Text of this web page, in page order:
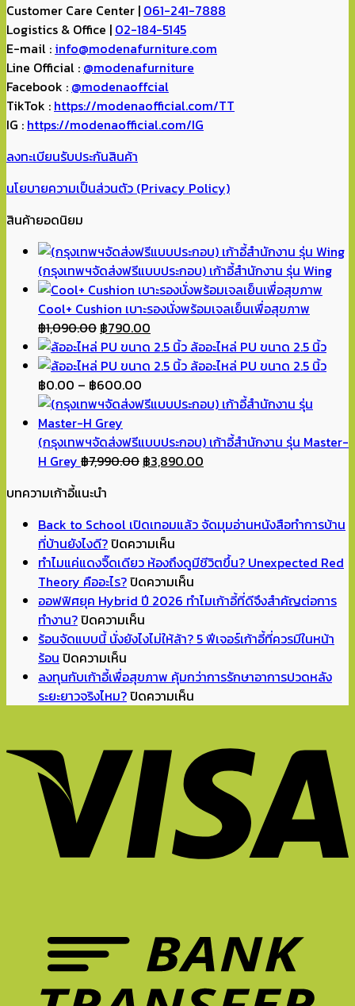
Customer Care Center | 061-241-7888
Logistics & Office | 02-184-5145
E-mail : info@modenafurniture.com
Line Official : @modenafurniture
Facebook : @modenaoffcial
TikTok : https://modenaofficial.com/TT
IG : https://modenaofficial.com/IG
ลงทะเบียนรับประกันสินค้า
นโยบายความเป็นส่วนตัว (Privacy Policy)
สินค้ายอดนิยม
(กรุงเทพฯจัดส่งฟรีแบบประกอบ) เก้าอี้สำนักงาน รุ่น Wing
Cool+ Cushion เบาะรองนั่งพร้อมเจลเย็นเพื่อสุขภาพ
฿1,090.00 Original
price
was:
฿1,090.00.
฿790.00
price
is:
ล้ออะไหล่ PU ขนาด 2.5 นิ้ว
ล้ออะไหล่ PU ขนาด 2.5 นิ้ว
฿0.00 – ฿600.00
range:
through
฿600.00
(กรุงเทพฯจัดส่งฟรีแบบประกอบ) เก้าอี้สำนักงาน รุ่น Master-
H Grey ฿7,990.00 Original
฿7,990.00.
฿3,890.00
฿3,890.00.
บทความเก้าอี้แนะนำ
Back to School เปิดเทอมแล้ว จัดมุมอ่านหนังสือทำการบ้าน
ที่บ้านยังไงดี?ปิดความเห็น
Back
to
School
เทอม
จัด
มุม
ทำการ
บ้าน
บ้าน
ยัง
ทำไมแค่แดงจิ๊ดเดียว ห้องถึงดูมีชีวิตขึ้น? Unexpected Red
Theory คืออะไร?ปิดความเห็น
ทำไม
แดง
เดียว
มี
ชีวิต
ขึ้น?
Unexpected
Theory
ออฟฟิศยุค Hybrid ปี 2026 ทำไมเก้าอี้ที่ดีจึงสำคัญต่อการ
ทำงาน?ปิดความเห็น
ออฟฟิศ
Hybrid
ปี
เก้าอี้
สำคัญ
ต่อ
ร้อนจัดแบบนี้ นั่งยังไงไม่ให้ล้า? 5 ฟีเจอร์เก้าอี้ที่ควรมีในหน้า
ร้อน ปิดความเห็น
ร้อน
จัด
นั่ง
ยัง
ไง
ไม่
ให้
ล้า?
ควร
หน้า
ลงทุนกับเก้าอี้เพื่อสุขภาพ คุ้มกว่าการรักษาอาการปวดหลัง
ระยะยาวจริงไหม?ปิดความเห็น
เก้าอี้
เพื่อ
สุขภาพ
คุ้ม
ระยะ
ยาว
ไหม?